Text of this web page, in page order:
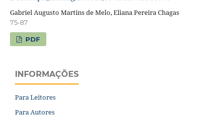
Gabriel Augusto Martins de Melo, Eliana Pereira Chagas
75-87
PDF
INFORMAÇÕES
Para Leitores
Para Autores